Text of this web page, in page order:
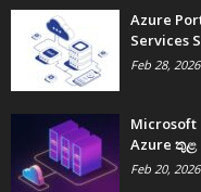
Azure
Services
Feb 28, 2026
Microsoft
Azure තුළ
Feb 20, 2026